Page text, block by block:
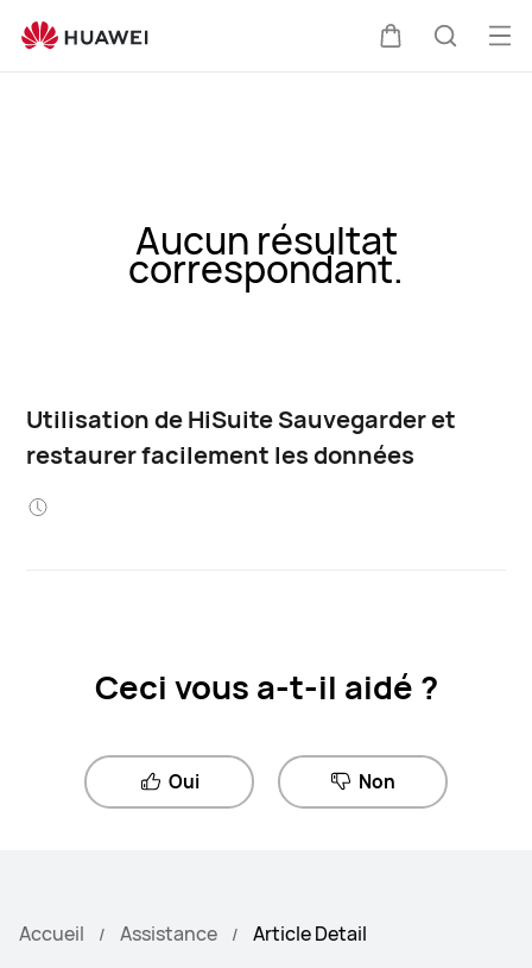
Aucun résultat
correspondant.
Utilisation de HiSuite Sauvegarder et
restaurer facilement les données
Ceci vous a-t-il aidé ?
Oui Non
Accueil Assistance Article Detail